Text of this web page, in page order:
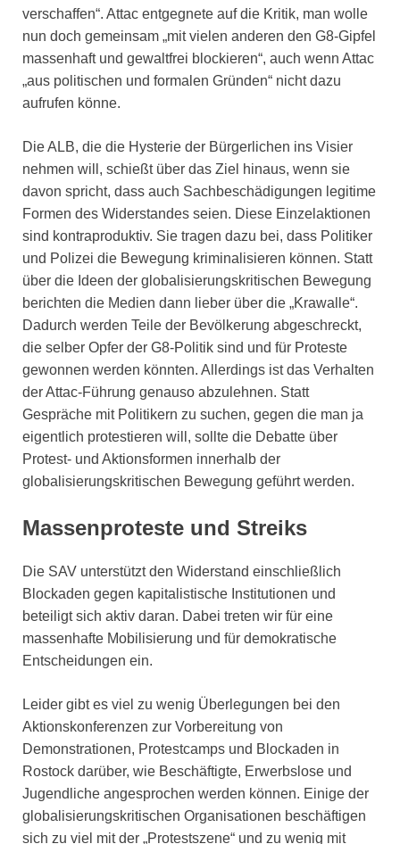
verschaffen“. Attac entgegnete auf die Kritik, man wolle
nun doch gemeinsam „mit vielen anderen den G8-Gipfel
massenhaft und gewaltfrei blockieren“, auch wenn Attac
„aus politischen und formalen Gründen“ nicht dazu
aufrufen könne.
Die ALB, die die Hysterie der Bürgerlichen ins Visier
nehmen will, schießt über das Ziel hinaus, wenn sie
davon spricht, dass auch Sachbeschädigungen legitime
Formen des Widerstandes seien. Diese Einzelaktionen
sind kontraproduktiv. Sie tragen dazu bei, dass Politiker
und Polizei die Bewegung kriminalisieren können. Statt
über die Ideen der globalisierungskritischen Bewegung
berichten die Medien dann lieber über die „Krawalle“.
Dadurch werden Teile der Bevölkerung abgeschreckt,
die selber Opfer der G8-Politik sind und für Proteste
gewonnen werden könnten. Allerdings ist das Verhalten
der Attac-Führung genauso abzulehnen. Statt
Gespräche mit Politikern zu suchen, gegen die man ja
eigentlich protestieren will, sollte die Debatte über
Protest- und Aktionsformen innerhalb der
globalisierungskritischen Bewegung geführt werden.
Massenproteste und Streiks
Die SAV unterstützt den Widerstand einschließlich
Blockaden gegen kapitalistische Institutionen und
beteiligt sich aktiv daran. Dabei treten wir für eine
massenhafte Mobilisierung und für demokratische
Entscheidungen ein.
Leider gibt es viel zu wenig Überlegungen bei den
Aktionskonferenzen zur Vorbereitung von
Demonstrationen, Protestcamps und Blockaden in
Rostock darüber, wie Beschäftigte, Erwerbslose und
Jugendliche angesprochen werden können. Einige der
globalisierungskritischen Organisationen beschäftigen
sich zu viel mit der „Protestszene“ und zu wenig mit